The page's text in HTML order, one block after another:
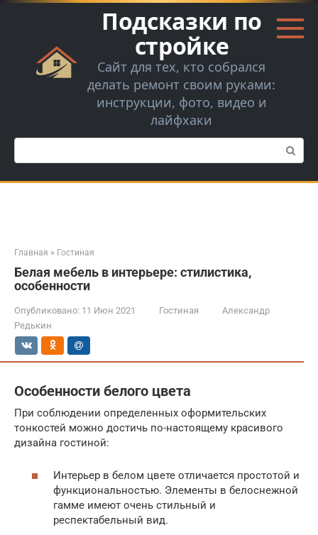
Перейти
Подсказки по
стройке
Сайт для тех, кто собрался
делать ремонт своим руками:
инструкции, фото, видео и
лайфхаки
Поиск:
Главная » Гостиная
Белая мебель в интерьере: стилистика,
особенности
Опубликовано: 11 Июн 2021 Гостиная
Александр
Редькин
Особенности белого цвета
При соблюдении определенных оформительских
тонкостей можно достичь по-настоящему красивого
дизайна гостиной:
Интерьер в белом цвете отличается простотой и
функциональностью. Элементы в белоснежной
гамме имеют очень стильный и
респектабельный вид.